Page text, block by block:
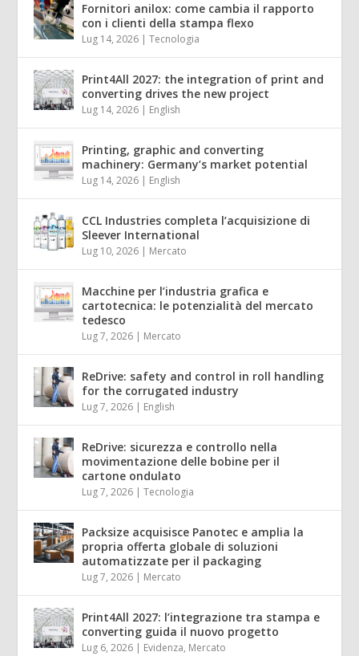
Fornitori anilox: come cambia il rapporto
con i clienti della stampa flexo
Lug 14, 2026 |Tecnologia
Print4All 2027: the integration of print and
converting drives the new project
Lug 14, 2026 | English
Printing, graphic and converting
machinery: Germany’s market potential
Lug 14, 2026 | English
CCL Industries completa l’acquisizione di
Sleever International
Lug 10, 2026 | Mercato
Macchine per l’industria grafica e
cartotecnica: le potenzialità del mercato
tedesco
Lug 7, 2026 | Mercato
ReDrive: safety and control in roll handling
for the corrugated industry
Lug 7, 2026 | English
ReDrive: sicurezza e controllo nella
movimentazione delle bobine per il
cartone ondulato
Lug 7, 2026 |Tecnologia
Packsize acquisisce Panotec e amplia la
propria offerta globale di soluzioni
automatizzate per il packaging
Lug 7, 2026 | Mercato
Print4All 2027: l’integrazione tra stampa e
converting guida il nuovo progetto
Lug 6, 2026 | Evidenza, Mercato